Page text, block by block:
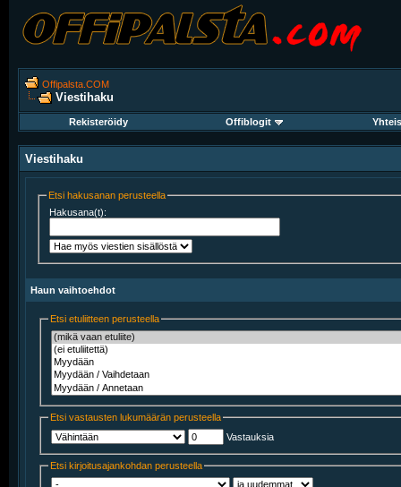
Offipalsta.COM
Viestihaku
Rekisteröidy Offiblogit
Viestihaku
Etsi hakusanan perusteella
Hakusana(t):
Haun vaihtoehdot
Etsi etuliitteen perusteella
Etsi vastausten lukumäärän perusteella
Vastauksia
Etsi kirjoitusajankohdan perusteella